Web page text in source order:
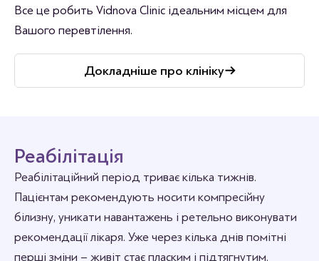
Все це робить Vidnova Clinic ідеальним місцем для
Вашого перевтілення.
Докладніше про клініку
Реабілітація
Реабілітаційний період триває кілька тижнів.
Пацієнтам рекомендують носити компресійну
білизну, уникати навантажень і ретельно виконувати
рекомендації лікаря. Уже через кілька днів помітні
перші зміни – живіт стає пласким і підтягнутим.